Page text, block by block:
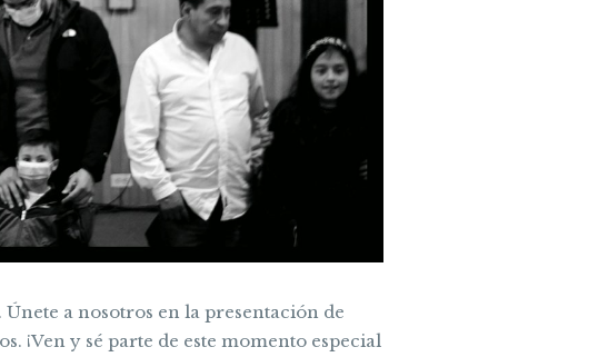
a nosotros en la presentación de
¡Ven y sé parte de este momento especial